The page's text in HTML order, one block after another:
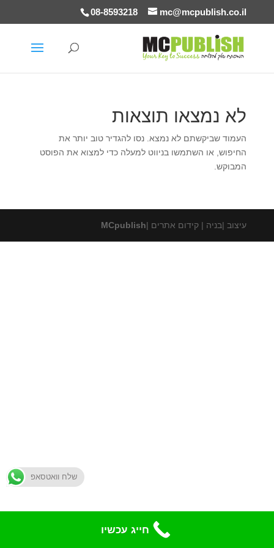
08-8593218 mc@mcpublish.co.il
לא נמצאו תוצאות
העמוד שביקשתם לא נמצא. נסו להגדיר טוב יותר את
החיפוש, או השתמשו בניווט למעלה כדי למצוא את הפוסט
המבוקש.
עיצוב |בניה | קידום אתרים |MCpublish
שלח וואטסאפ
חייג עכשיו